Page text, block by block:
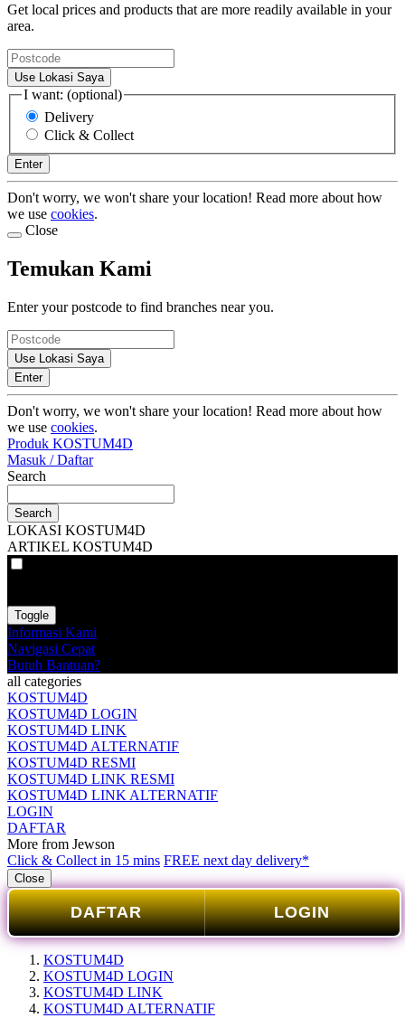
Get local prices and products that are more readily available in your
area.
Use Lokasi Saya
I want: (optional)
Delivery
Click & Collect
Enter
Don't worry, we won't share your location! Read more about how
we use cookies.
Close
Temukan Kami
Enter your postcode to find branches near you.
Use Lokasi Saya
Enter
Don't worry, we won't share your location! Read more about how
we use cookies.
Produk KOSTUM4D
Masuk / Daftar
Search
Search
LOKASI KOSTUM4D
ARTIKEL KOSTUM4D
Toggle
Informasi Kami
Navigasi Cepat
Butuh Bantuan?
all categories
KOSTUM4D
KOSTUM4D LOGIN
KOSTUM4D LINK
KOSTUM4D ALTERNATIF
KOSTUM4D RESMI
KOSTUM4D LINK RESMI
KOSTUM4D LINK ALTERNATIF
LOGIN
DAFTAR
More from Jewson
Click & Collect in 15 mins FREE next day delivery*
Close
DAFTAR LOGIN
KOSTUM4D
KOSTUM4D LOGIN
KOSTUM4D LINK
KOSTUM4D ALTERNATIF